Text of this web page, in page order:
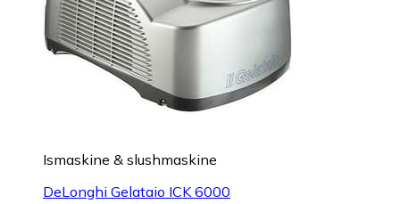
Ismaskine & slushmaskine
DeLonghi Gelataio ICK 6000